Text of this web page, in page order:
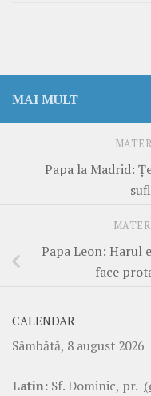
MAI MULT
Papa la Madrid:
Papa Leon: Harul
face
CALENDAR
Sâmbătă, 8 august 2026
Latin: Sf. Dominic, pr.